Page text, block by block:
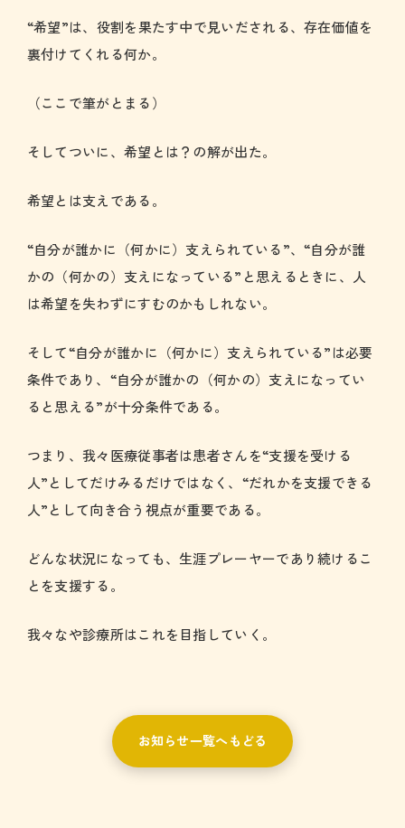
“希望”は、役割を果たす中で見いだされる、存在価値を
裏付けてくれる何か。
（ここで筆がとまる）
そしてついに、希望とは？の解が出た。
希望とは支えである。
“自分が誰かに（何かに）支えられている”、“自分が誰
かの（何かの）支えになっている”と思えるときに、人
は希望を失わずにすむのかもしれない。
そして“自分が誰かに（何かに）支えられている”は必要
条件であり、“自分が誰かの（何かの）支えになってい
ると思える”が十分条件である。
つまり、我々医療従事者は患者さんを“支援を受ける
人”としてだけみるだけではなく、“だれかを支援できる
人”として向き合う視点が重要である。
どんな状況になっても、生涯プレーヤーであり続けるこ
とを支援する。
我々なや診療所はこれを目指していく。
お知らせ一覧へもどる